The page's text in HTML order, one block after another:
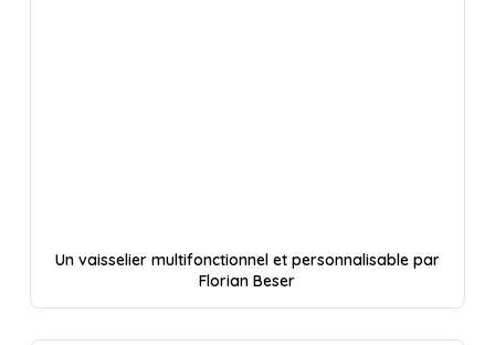
Un vaisselier multifonctionnel et personnalisable par
Florian Beser